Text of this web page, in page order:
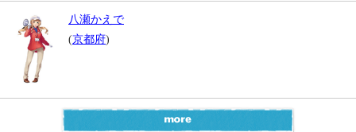
八瀬かえで
(京都府)